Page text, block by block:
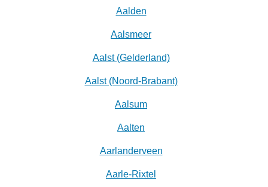
Aalden
Aalsmeer
Aalst (Gelderland)
Aalst (Noord-Brabant)
Aalsum
Aalten
Aarlanderveen
Aarle-Rixtel